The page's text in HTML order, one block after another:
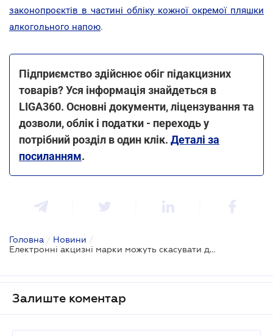
законопроєктів в частині обліку кожної окремої пляшки
алкогольного напою.
Підприємство здійснює обіг підакцизних
товарів? Уся інформація знайдеться в
LIGA360. Основні документи, ліцензування та
дозволи, облік і податки - переходь у
потрібний розділ в один клік. Деталі за
посиланням.
Головна / Новини /
Електронні акцизні марки можуть скасувати для виробників вина
Залиште коментар